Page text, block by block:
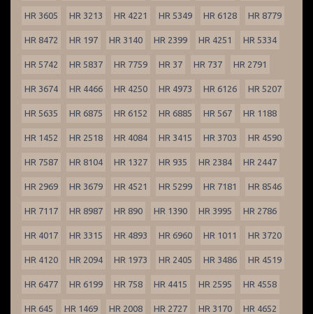
HR 3605 HR 3213 HR 4221 HR 5349 HR 6128 HR 8779
HR 8472 HR 197 HR 3140 HR 2399 HR 4251 HR 5334
HR 5742 HR 5837 HR 7759 HR 37 HR 737 HR 2791
HR 3674 HR 4466 HR 4250 HR 4973 HR 6126 HR 5207
HR 5635 HR 6875 HR 6152 HR 6885 HR 567 HR 1188
HR 1452 HR 2518 HR 4084 HR 3415 HR 3703 HR 4590
HR 7587 HR 8104 HR 1327 HR 935 HR 2384 HR 2447
HR 2969 HR 3679 HR 4521 HR 5299 HR 7181 HR 8546
HR 7117 HR 8987 HR 890 HR 1390 HR 3995 HR 2786
HR 4017 HR 3315 HR 4893 HR 6960 HR 1011 HR 3720
HR 4120 HR 2094 HR 1973 HR 2405 HR 3486 HR 4519
HR 6477 HR 6199 HR 758 HR 4415 HR 2595 HR 4558
HR 645 HR 1469 HR 2008 HR 2727 HR 3170 HR 4652